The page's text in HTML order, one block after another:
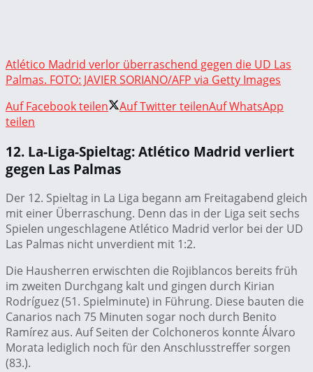
Atlético Madrid verlor überraschend gegen die UD Las
Palmas. FOTO: JAVIER SORIANO/AFP via Getty Images
Auf Facebook teilen
Auf Twitter teilenAuf WhatsApp
teilen
12. La-Liga-Spieltag: Atlético Madrid verliert
gegen Las Palmas
Der 12. Spieltag in La Liga begann am Freitagabend gleich
mit einer Überraschung. Denn das in der Liga seit sechs
Spielen ungeschlagene Atlético Madrid verlor bei der UD
Las Palmas nicht unverdient mit 1:2.
Die Hausherren erwischten die Rojiblancos bereits früh
im zweiten Durchgang kalt und gingen durch Kirian
Rodríguez (51. Spielminute) in Führung. Diese bauten die
Canarios nach 75 Minuten sogar noch durch Benito
Ramírez aus. Auf Seiten der Colchoneros konnte Álvaro
Morata lediglich noch für den Anschlusstreffer sorgen
(83.).